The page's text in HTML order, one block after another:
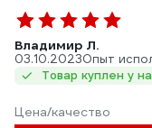
Владимир Л.
03.10.2023Опыт
Товар куплен у
Цена/качество